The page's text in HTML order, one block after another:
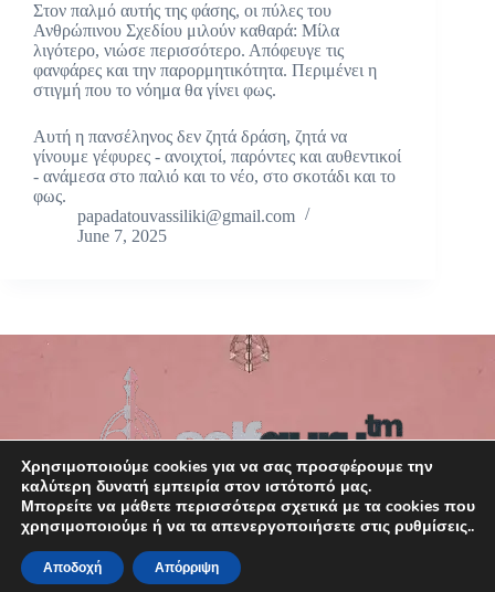
Στον παλμό αυτής της φάσης, οι πύλες του
Ανθρώπινου Σχεδίου μιλούν καθαρά: Μίλα
λιγότερο, νιώσε περισσότερο. Απόφευγε τις
φανφάρες και την παρορμητικότητα. Περιμένει η
στιγμή που το νόημα θα γίνει φως.
Αυτή η πανσέληνος δεν ζητά δράση, ζητά να
γίνουμε γέφυρες - ανοιχτοί, παρόντες και αυθεντικοί
- ανάμεσα στο παλιό και το νέο, στο σκοτάδι και το
φως.
papadatouvassiliki@gmail.com
June 7, 2025
Copyright © 2026 SelfGuru. Your Map. Your magic.
Χρησιμοποιούμε cookies για να σας προσφέρουμε την
καλύτερη δυνατή εμπειρία στον ιστότοπό μας.
Μπορείτε να μάθετε περισσότερα σχετικά με τα cookies που
χρησιμοποιούμε ή να τα απενεργοποιήσετε στις ρυθμίσεις..
Αποδοχή Απόρριψη